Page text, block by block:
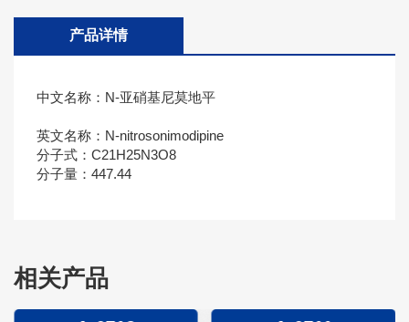
产品详情
中文名称：N-亚硝基尼莫地平
英文名称：N-nitrosonimodipine
分子式：C21H25N3O8
分子量：447.44
相关产品